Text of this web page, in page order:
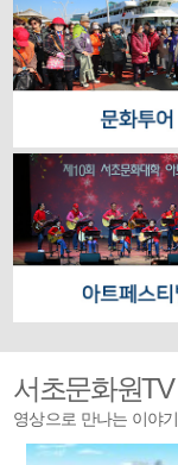
서초문화원TV
영상으로 만나는 이야기